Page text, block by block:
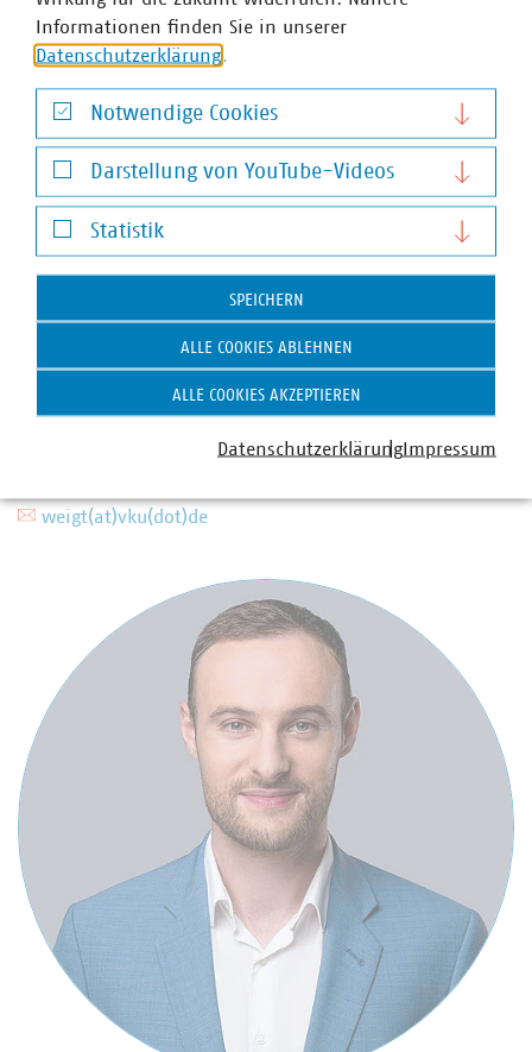
Dr. Jürgen Weigt
stellv. Bereichsleiter / Senior Fachgebietsleiter
weigt(at)vku(dot)de
Informationen finden Sie in unserer
Datenschutzerklärung
Notwendige Cookies
Notwendige Cookies
Darstellung von YouTube-Videos
Darstellung von YouTube-Videos
Statistik
Statistik
SPEICHERN
ALLE COOKIES ABLEHNEN
ALLE COOKIES AKZEPTIEREN
DatenschutzerklärungImpressum